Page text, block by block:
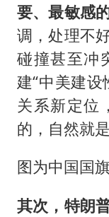
要、最敏感
调，处理不
碰撞甚至冲
建“中美建设
关系新定位
的，自然就
图为中国国
其次，特朗